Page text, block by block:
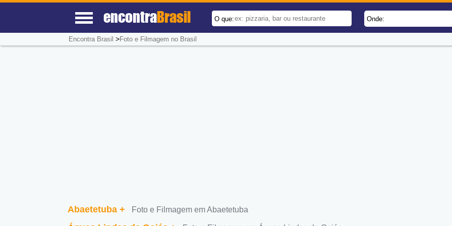
encontraBrasil O que: Onde:
Encontra Brasil >Foto e Filmagem no Brasil
Abaetetuba + Foto e Filmagem em Abaetetuba